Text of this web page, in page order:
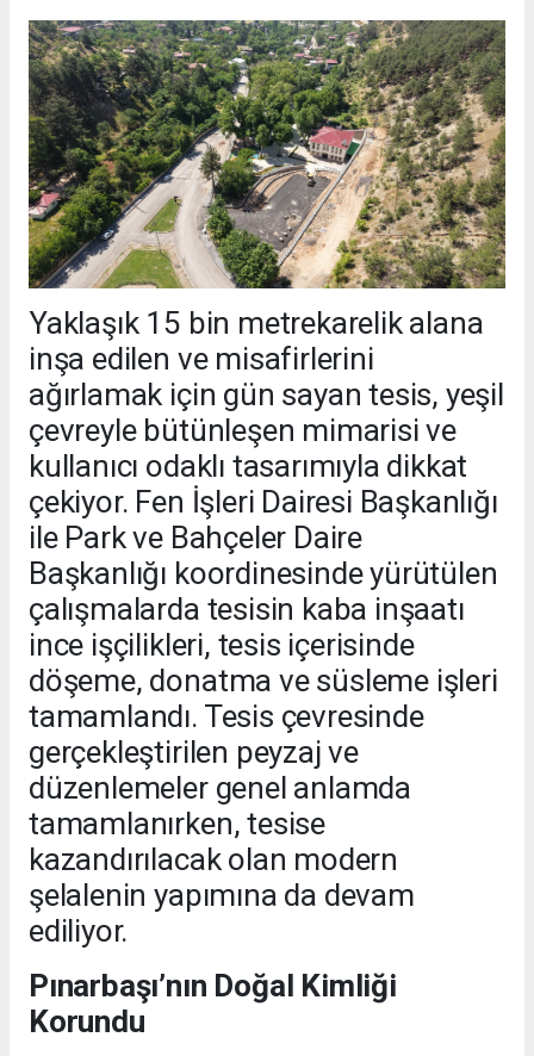
Yaklaşık 15 bin metrekarelik alana
inşa edilen ve misafirlerini
ağırlamak için gün sayan tesis, yeşil
çevreyle bütünleşen mimarisi ve
kullanıcı odaklı tasarımıyla dikkat
çekiyor. Fen İşleri Dairesi Başkanlığı
ile Park ve Bahçeler Daire
Başkanlığı koordinesinde yürütülen
çalışmalarda tesisin kaba inşaatı
ince işçilikleri, tesis içerisinde
döşeme, donatma ve süsleme işleri
tamamlandı. Tesis çevresinde
gerçekleştirilen peyzaj ve
düzenlemeler genel anlamda
tamamlanırken, tesise
kazandırılacak olan modern
şelalenin yapımına da devam
ediliyor.
Pınarbaşı’nın Doğal Kimliği
Korundu